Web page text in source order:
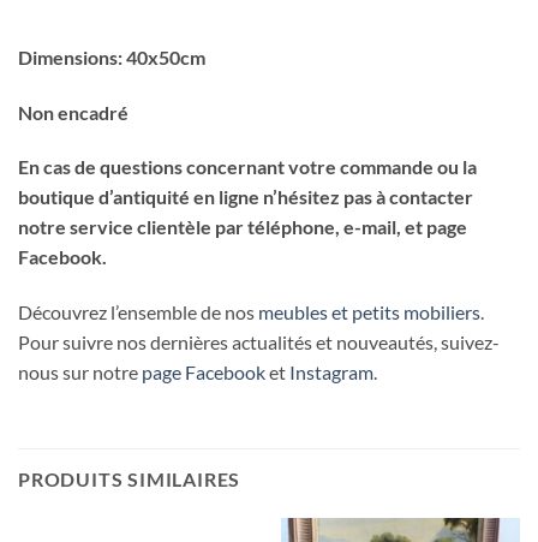
Dimensions: 40x50cm
Non encadré
En cas de questions concernant votre commande ou la
boutique d’antiquité en ligne n’hésitez pas à contacter
notre service clientèle par téléphone, e-mail, et page
Facebook.
Découvrez l’ensemble de nos meubles et petits mobiliers.
Pour suivre nos dernières actualités et nouveautés, suivez-
nous sur notre page Facebooket Instagram.
PRODUITS SIMILAIRES